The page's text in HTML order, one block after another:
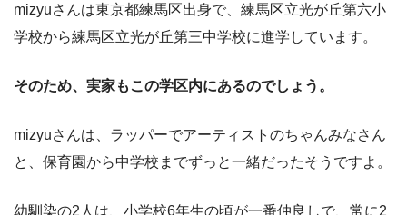
mizyuさんは東京都練馬区出身で、練馬区立光が丘第六小
学校から練馬区立光が丘第三中学校に進学しています。
そのため、実家もこの学区内にあるのでしょう。
mizyuさんは、ラッパーでアーティストのちゃんみなさん
と、保育園から中学校までずっと一緒だったそうですよ。
幼馴染の2人は、小学校6年生の頃が一番仲良しで、常に2